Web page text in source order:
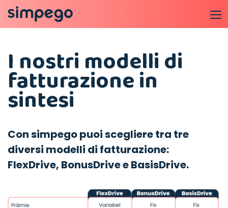
I nostri modelli di
fatturazione in
sintesi
Con simpego puoi scegliere tra tre
diversi modelli di fatturazione:
FlexDrive, BonusDrive e BasisDrive.